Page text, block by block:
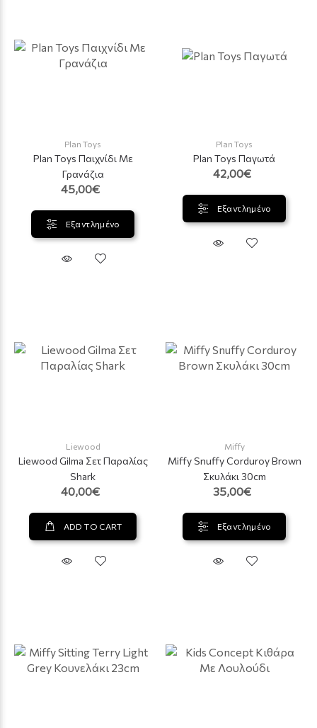
Plan Toys
Plan Toys Παιχνίδι Με
Γρανάζια
45,00€
Εξαντλημένο
Plan Toys
Plan Toys Παγωτά
42,00€
Εξαντλημένο
Liewood
Liewood Gilma Σετ Παραλίας
Shark
40,00€
ADD TO CART
Miffy
Miffy Snuffy Corduroy Brown
Σκυλάκι 30cm
35,00€
Εξαντλημένο